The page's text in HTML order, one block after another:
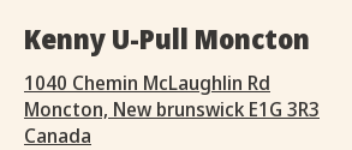
Kenny U-Pull Moncton
1040 Chemin McLaughlin Rd
Moncton, New brunswick E1G 3R3
Canada